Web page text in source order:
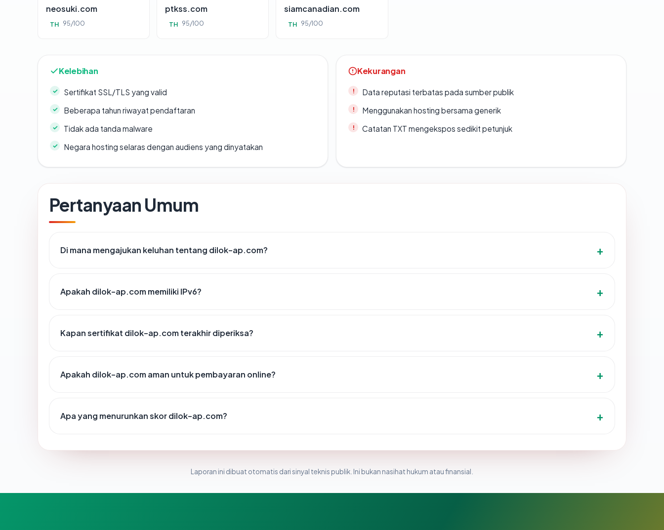
neosuki.com
TH 95/100
ptkss.com
TH 95/100
siamcanadian.com
TH 95/100
Kelebihan
Sertifikat SSL/TLS yang valid
Beberapa tahun riwayat pendaftaran
Tidak ada tanda malware
Negara hosting selaras dengan audiens yang dinyatakan
Kekurangan
Data reputasi terbatas pada sumber publik
Menggunakan hosting bersama generik
Catatan TXT mengekspos sedikit petunjuk
Pertanyaan Umum
Di mana mengajukan keluhan tentang dilok-ap.com?
Apakah dilok-ap.com memiliki IPv6?
Kapan sertifikat dilok-ap.com terakhir diperiksa?
Apakah dilok-ap.com aman untuk pembayaran online?
Apa yang menurunkan skor dilok-ap.com?
Laporan ini dibuat otomatis dari sinyal teknis publik. Ini bukan nasihat hukum atau finansial.